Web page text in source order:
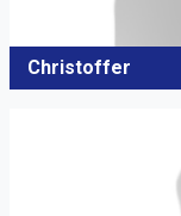
Christoffer